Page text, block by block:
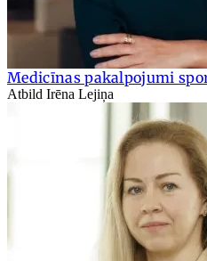
Medicīnas pakalpojumi
Atbild Irēna Lejiņa